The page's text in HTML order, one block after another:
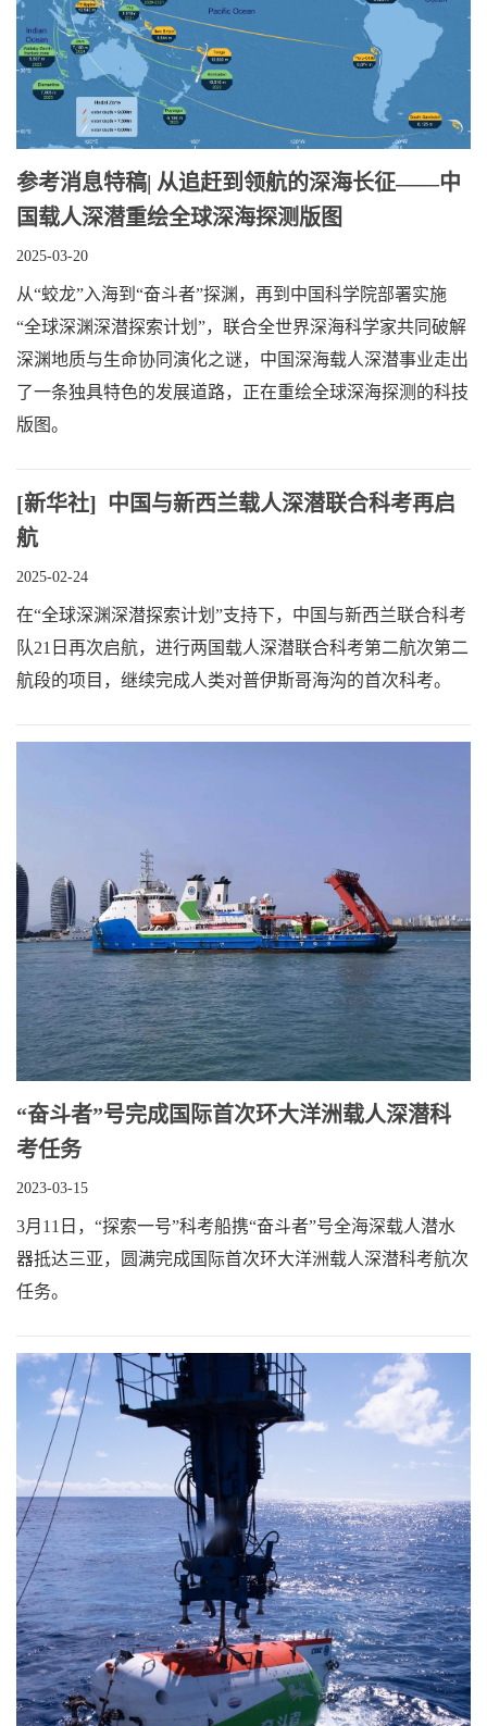
参考消息特稿| 从追赶到领航的深海长征——中
国载人深潜重绘全球深海探测版图
2025-03-20
从“蛟龙”入海到“奋斗者”探渊，再到中国科学院部署实施
“全球深渊深潜探索计划”，联合全世界深海科学家共同破解
深渊地质与生命协同演化之谜，中国深海载人深潜事业走出
了一条独具特色的发展道路，正在重绘全球深海探测的科技
版图。
[新华社] 中国与新西兰载人深潜联合科考再启
航
2025-02-24
在“全球深渊深潜探索计划”支持下，中国与新西兰联合科考
队21日再次启航，进行两国载人深潜联合科考第二航次第二
航段的项目，继续完成人类对普伊斯哥海沟的首次科考。
“奋斗者”号完成国际首次环大洋洲载人深潜科
考任务
2023-03-15
3月11日，“探索一号”科考船携“奋斗者”号全海深载人潜水
器抵达三亚，圆满完成国际首次环大洋洲载人深潜科考航次
任务。